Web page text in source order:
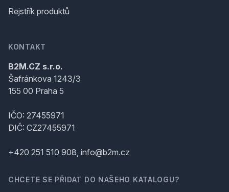
Rejstřík produktů
KONTAKT
B2M.CZ s.r.o.
Šafránkova 1243/3
155 00 Praha 5
IČO: 27455971
DIČ: CZ27455971
+420 251 510 908, info@b2m.cz
CHCETE SE PŘIDAT DO NAŠEHO KATALOGU?